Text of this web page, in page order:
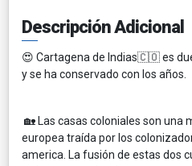
Descripción Adicional
😍 Cartagena de Indias🇨🇴 es
y se ha conservado con los años.
🏡 Las casas coloniales son una
europea traída por los
america. La fusión de estas dos